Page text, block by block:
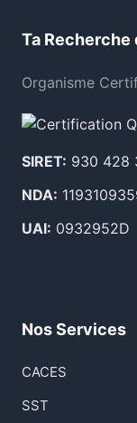
Ta Recherche
Organisme
SIRET: 930 428
NDA:
UAI: 0932952D
Nos Services
CACES
SST